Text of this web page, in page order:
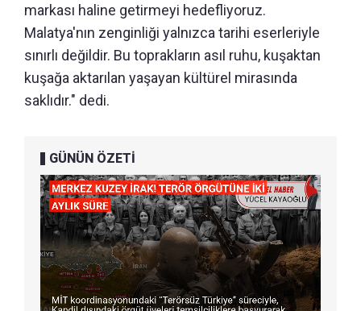
markası haline getirmeyi hedefliyoruz.
Malatya'nın zenginliği yalnızca tarihi eserleriyle
sınırlı değildir. Bu toprakların asıl ruhu, kuşaktan
kuşağa aktarılan yaşayan kültürel mirasında
saklıdır." dedi.
GÜNÜN ÖZETİ